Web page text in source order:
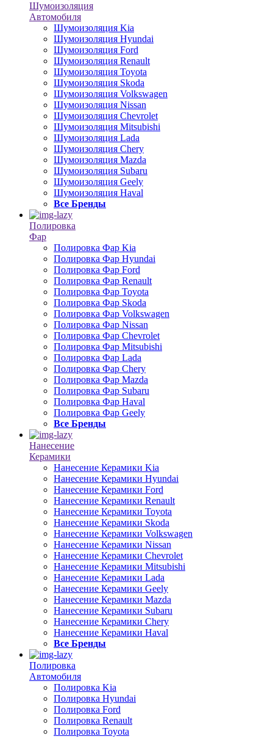
Шумоизоляция
Автомобиля
Шумоизоляция Kia
Шумоизоляция Hyundai
Шумоизоляция Ford
Шумоизоляция Renault
Шумоизоляция Toyota
Шумоизоляция Skoda
Шумоизоляция Volkswagen
Шумоизоляция Nissan
Шумоизоляция Chevrolet
Шумоизоляция Mitsubishi
Шумоизоляция Lada
Шумоизоляция Chery
Шумоизоляция Mazda
Шумоизоляция Subaru
Шумоизоляция Geely
Шумоизоляция Haval
Все Бренды
Полировка
Фар
Полировка Фар Kia
Полировка Фар Hyundai
Полировка Фар Ford
Полировка Фар Renault
Полировка Фар Toyota
Полировка Фар Skoda
Полировка Фар Volkswagen
Полировка Фар Nissan
Полировка Фар Chevrolet
Полировка Фар Mitsubishi
Полировка Фар Lada
Полировка Фар Chery
Полировка Фар Mazda
Полировка Фар Subaru
Полировка Фар Haval
Полировка Фар Geely
Все Бренды
Нанесение
Керамики
Нанесение Керамики Kia
Нанесение Керамики Hyundai
Нанесение Керамики Ford
Нанесение Керамики Renault
Нанесение Керамики Toyota
Нанесение Керамики Skoda
Нанесение Керамики Volkswagen
Нанесение Керамики Nissan
Нанесение Керамики Chevrolet
Нанесение Керамики Mitsubishi
Нанесение Керамики Lada
Нанесение Керамики Geely
Нанесение Керамики Mazda
Нанесение Керамики Subaru
Нанесение Керамики Chery
Нанесение Керамики Haval
Все Бренды
Полировка
Автомобиля
Полировка Kia
Полировка Hyundai
Полировка Ford
Полировка Renault
Полировка Toyota